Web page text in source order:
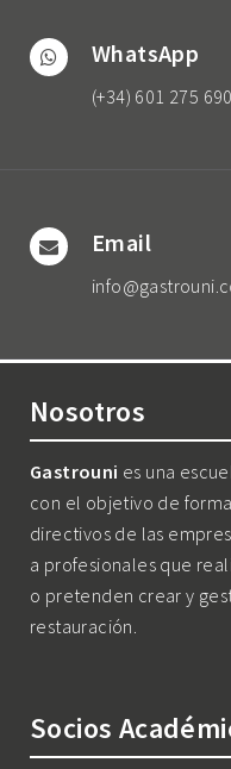
WhatsApp
(+34) 601 275 690
Email
Nosotros
Gastrouni es una
con el objetivo de
directivos de las
a profesionales que
o pretenden crear y
restauración.
Socios